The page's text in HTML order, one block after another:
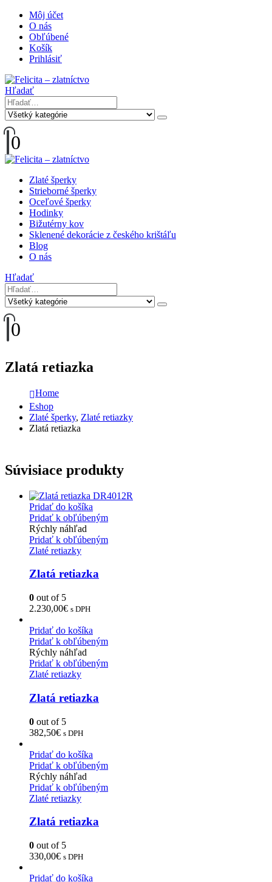
Môj účet
O nás
Obľúbené
Košík
Prihlásiť
Hľadať
0
Zlaté šperky
Strieborné šperky
Oceľové šperky
Hodinky
Bižutérny kov
Sklenené dekorácie z českého krištáľu
Blog
O nás
Hľadať
0
Zlatá retiazka
Home
Eshop
Zlaté šperky, Zlaté retiazky
Zlatá retiazka
Súvisiace produkty
Pridať do košíka
Pridať k obľúbeným
Rýchly náhľad
Pridať k obľúbeným
Zlaté retiazky
Zlatá retiazka
0 out of 5
2.230,00€ s DPH
Pridať do košíka
Pridať k obľúbeným
Rýchly náhľad
Pridať k obľúbeným
Zlaté retiazky
Zlatá retiazka
0 out of 5
382,50€ s DPH
Pridať do košíka
Pridať k obľúbeným
Rýchly náhľad
Pridať k obľúbeným
Zlaté retiazky
Zlatá retiazka
0 out of 5
330,00€ s DPH
Pridať do košíka